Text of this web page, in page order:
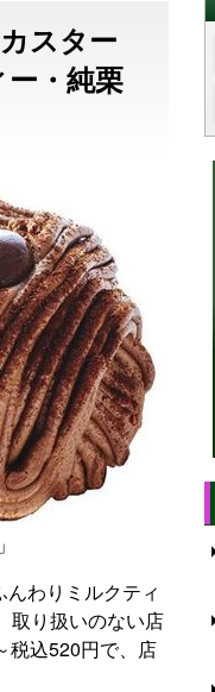
スター
・純栗
わりミルクティ
取り扱いのない店
税込520円で、店